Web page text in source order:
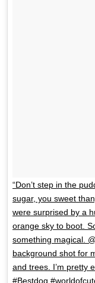
“Don’t step in the
sugar, you sweet
were surprised by a
orange sky to boot.
something magical.
background shot for
and trees. I’m pretty
#Bestdog